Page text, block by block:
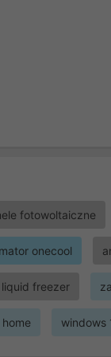
fotowoltaiczne
onecool
liquid freezer
home windows